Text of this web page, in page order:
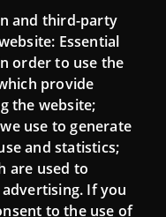
and third-party
Essential
order to use the
provide
the website;
use to generate
and statistics;
are used to
If you
to the use of